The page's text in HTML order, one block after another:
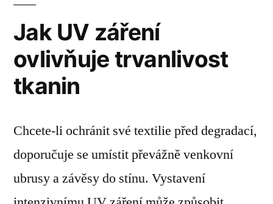
Jak UV záření
ovlivňuje trvanlivost
tkanin
Chcete-li ochránit své textilie před degradací,
doporučuje se umístit převážně venkovní
ubrusy a závěsy do stínu. Vystavení